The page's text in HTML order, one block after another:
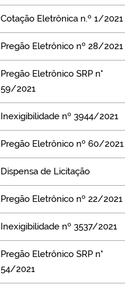
Cotação Eletrônica n.º 1/2021
Pregão Eletrônico nº 28/2021
Pregão Eletrônico SRP n°
59/2021
Inexigibilidade nº 3944/2021
Pregão Eletrônico nº 60/2021
Dispensa de Licitação
Pregão Eletrônico nº 22/2021
Inexigibilidade nº 3537/2021
Pregão Eletrônico SRP n°
54/2021